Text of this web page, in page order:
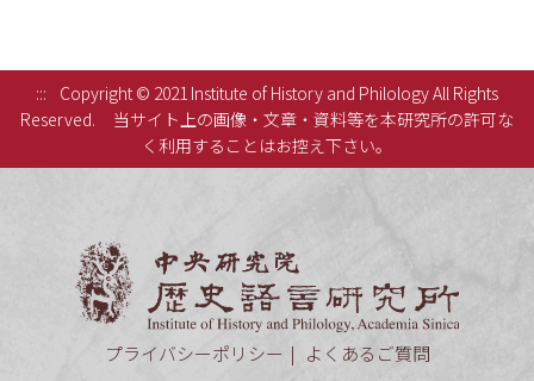
:::
Copyright © 2021 Institute of History and Philology All Rights
Reserved.
当サイト上の画像・文章・資料等を本研究所の許可な
く利用することはお控え下さい。
プライバシーポリシー
よくあるご質問